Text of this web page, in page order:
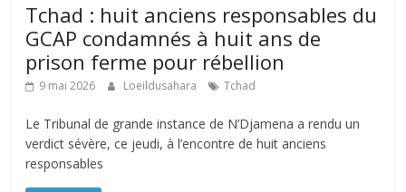
Tchad : huit anciens responsables du
GCAP condamnés à huit ans de
prison ferme pour rébellion
9 mai 2026 Loeildusahara Tchad
Le Tribunal de grande instance de N’Djamena a rendu un
verdict sévère, ce jeudi, à l’encontre de huit anciens
responsables